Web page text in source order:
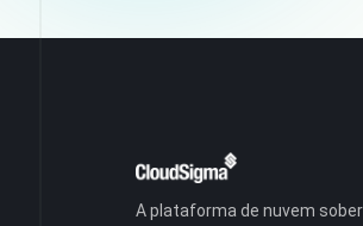
A plataforma de nuvem